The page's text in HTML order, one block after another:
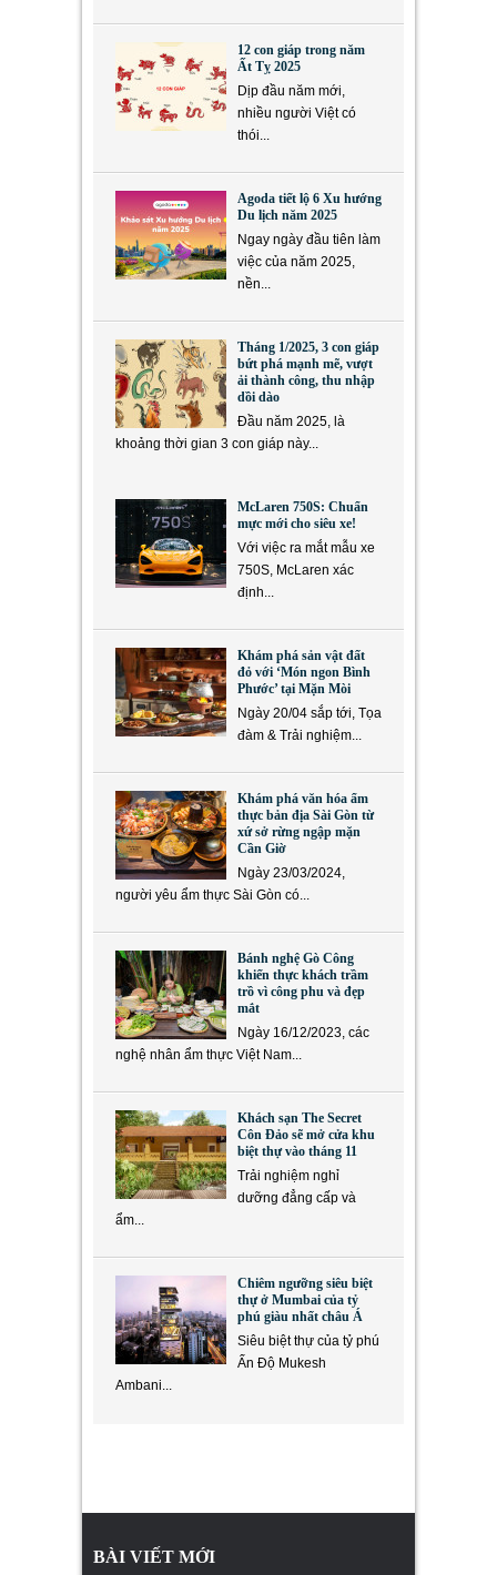
12 con giáp trong năm
Ất Tỵ 2025
Dịp đầu năm mới,
nhiều người Việt có
thói...
Agoda tiết lộ 6 Xu hướng
Du lịch năm 2025
Ngay ngày đầu tiên làm
việc của năm 2025,
nền...
Tháng 1/2025, 3 con giáp
bứt phá mạnh mẽ, vượt
ải thành công, thu nhập
dồi dào
Đầu năm 2025, là
khoảng thời gian 3 con giáp này...
McLaren 750S: Chuẩn
mực mới cho siêu xe!
Với việc ra mắt mẫu xe
750S, McLaren xác
định...
Khám phá sản vật đất
đỏ với ‘Món ngon Bình
Phước’ tại Mặn Mòi
Ngày 20/04 sắp tới, Tọa
đàm & Trải nghiệm...
Khám phá văn hóa ẩm
thực bản địa Sài Gòn từ
xứ sở rừng ngập mặn
Cần Giờ
Ngày 23/03/2024,
người yêu ẩm thực Sài Gòn có...
Bánh nghệ Gò Công
khiến thực khách trầm
trồ vì công phu và đẹp
mắt
Ngày 16/12/2023, các
nghệ nhân ẩm thực Việt Nam...
Khách sạn The Secret
Côn Đảo sẽ mở cửa khu
biệt thự vào tháng 11
Trải nghiệm nghỉ
dưỡng đẳng cấp và
ẩm...
Chiêm ngưỡng siêu biệt
thự ở Mumbai của tỷ
phú giàu nhất châu Á
Siêu biệt thự của tỷ phú
Ấn Độ Mukesh
Ambani...
BÀI VIẾT MỚI